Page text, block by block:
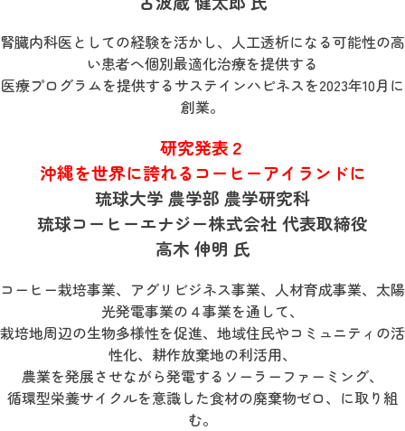
腎臓内科医としての経験を活かし、人工透析になる可能性の高
い患者へ個別最適化治療を提供する
医療プログラムを提供するサステインハピネスを2023年10月に
創業。
研究発表２
沖縄を世界に誇れるコーヒーアイランドに
琉球大学 農学部 農学研究科
琉球コーヒーエナジー株式会社 代表取締役
高木 伸明 氏
コーヒー栽培事業、アグリビジネス事業、人材育成事業、太陽
光発電事業の４事業を通して、
栽培地周辺の生物多様性を促進、地域住民やコミュニティの活
性化、耕作放棄地の利活用、
農業を発展させながら発電するソーラーファーミング、
循環型栄養サイクルを意識した食材の廃棄物ゼロ、に取り組
む。